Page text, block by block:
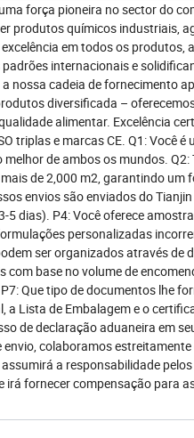
força pioneira no sector do
produtos químicos industriais,
em todos os produtos,
internacionais e
nossa cadeia de fornecimento
diversificada –
alimentar. Excelência
triplas e marcas CE. Q1: Você
de ambos os mundos.
de 2,000 m2, garantindo um
envios são enviados do
dias). P4: Você oferece
personalizadas
ser organizados através de
com base no volume de
Que tipo de documentos lhe
a Lista de Embalagem e o
de declaração aduaneira em
colaboramos
a responsabilidade
irá fornecer compensação para